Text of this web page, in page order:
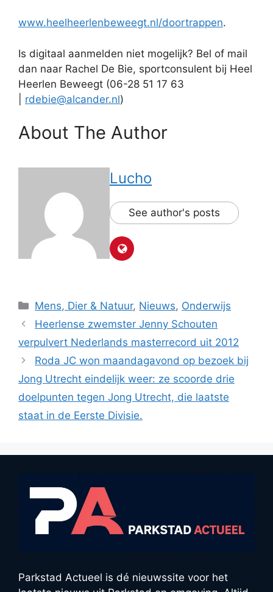
www.heelheerlenbeweegt.nl/doortrappen.
Is digitaal aanmelden niet mogelijk? Bel of mail
dan naar Rachel De Bie, sportconsulent bij Heel
Heerlen Beweegt (06-28 51 17 63
rdebie@alcander.nl)
About The Author
Lucho
See author's posts
Categorieën
Mens, Dier & Natuur, Nieuws, Onderwijs
Heerlense zwemster Jenny Schouten
verpulvert Nederlands masterrecord uit 2012
Roda JC won maandagavond op bezoek bij
Jong Utrecht eindelijk weer: ze scoorde drie
doelpunten tegen Jong Utrecht, die laatste
staat in de Eerste Divisie.
Parkstad Actueel is dé nieuwssite voor het